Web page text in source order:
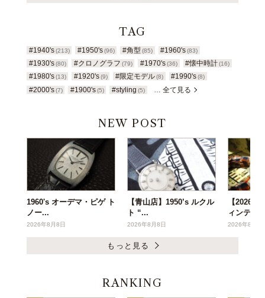
TAG
#1940's (213) #1950's(96) #角型 (85) #1960's (83)
#1930's (80) #クロノグラフ (79) #1970's(36) #懐中時計 (16)
#1980's (13) #1920's(9) #限定モデル(8) #1990's (8)
#2000's (7) #1900's(5) #styling (5) … 全て見る
NEW POST
1960's オーデマ・ピゲ ト
ノー...
2026年8月8日
【青山店】1950’s ルクル
ト “...
2026年8月8日
【2026年
ィンテー...
2026年8月6
もっと見る
RANKING